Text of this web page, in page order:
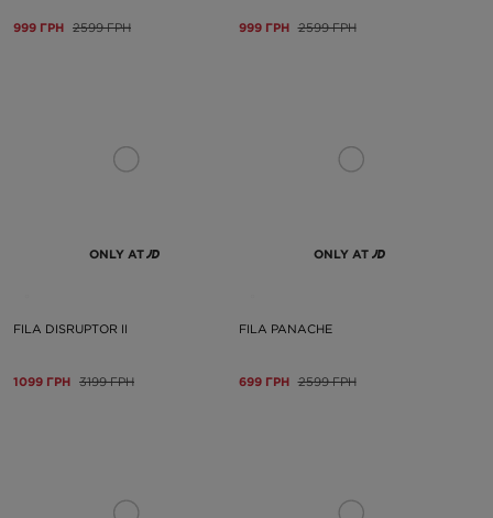
999 ГРН 2599 ГРН 999 ГРН 2599 ГРН
ONLY AT
FILA DISRUPTOR II
1099 ГРН 3199 ГРН
ONLY AT
FILA PANACHE
699 ГРН 2599 ГРН